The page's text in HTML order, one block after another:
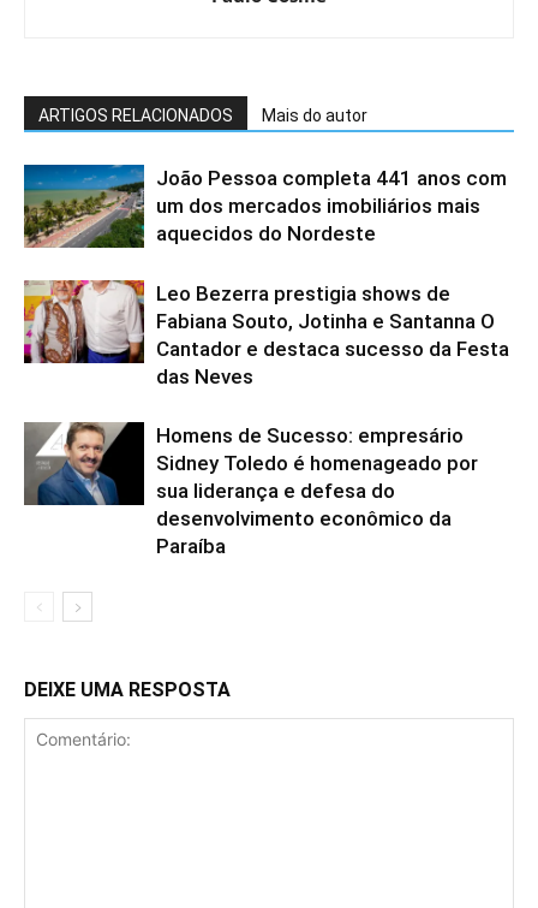
ARTIGOS RELACIONADOS Mais do autor
João Pessoa completa 441 anos com
um dos mercados imobiliários mais
aquecidos do Nordeste
Leo Bezerra prestigia shows de
Fabiana Souto, Jotinha e Santanna O
Cantador e destaca sucesso da Festa
das Neves
Homens de Sucesso: empresário
Sidney Toledo é homenageado por
sua liderança e defesa do
desenvolvimento econômico da
Paraíba
DEIXE UMA RESPOSTA